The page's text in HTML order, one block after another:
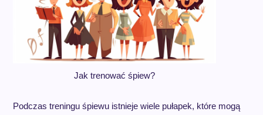
Jak trenować śpiew?
Podczas treningu śpiewu istnieje wiele pułapek, które mogą